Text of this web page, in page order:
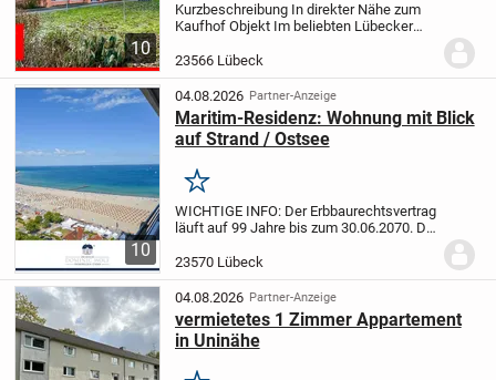
10
Kurzbeschreibung In direkter Nähe zum
Kaufhof Objekt Im beliebten Lübecker
befindet sich diese gepflegte 3-Zimmer-
Eigentumswohnung im zweiten
Obergeschoss...
23566 Lübeck
10
04.08.2026 Partner-Anzeige
Maritim-Residenz: Wohnung mit Blick
auf Strand / Ostsee
Merken
WICHTIGE INFO: Der Erbbaurechtsvertrag
läuft auf 99 Jahre bis zum 30.06.2070. Die
zahlenden Erbbauzinsen wurden von der
Eigentümerin bereits bis zum 30.06.2070...
23570 Lübeck
04.08.2026 Partner-Anzeige
vermietetes 1 Zimmer Appartement
in Uninähe